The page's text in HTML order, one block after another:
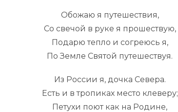
Обожаю я путешествия,
Со свечой в руке я прошествую,
Подарю тепло и согреюсь я,
По Земле Святой путешествуя.
Из России я, дочка Севера.
Есть и в тропиках место клеверу;
Петухи поют как на Родине,